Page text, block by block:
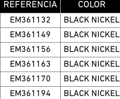
REFERENCIA COLOR
EM361132 BLACK NICKEL
EM361149
BLACK NICKEL
EM361156
BLACK NICKEL
EM361163
BLACK NICKEL
EM361170
BLACK NICKEL
EM361194
BLACK NICKEL